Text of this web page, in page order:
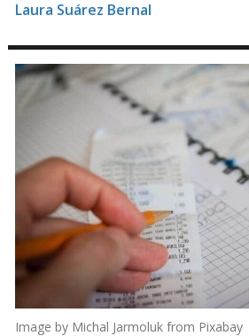
Laura Suárez Bernal
Image by Michal Jarmoluk from Pixabay